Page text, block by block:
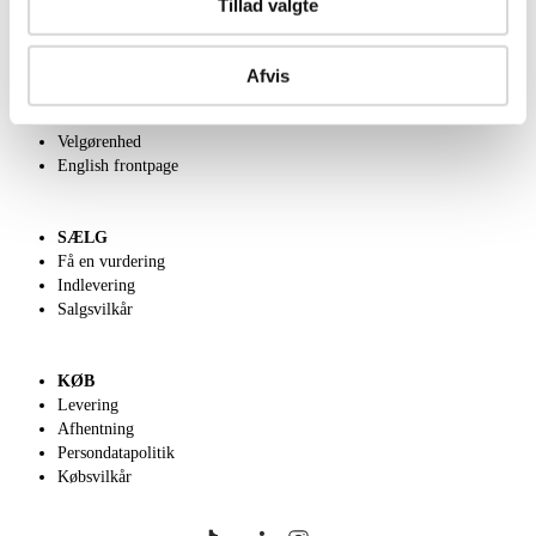
Tillad valgte
Afvis
Velgørenhed
English frontpage
SÆLG
Få en vurdering
Indlevering
Salgsvilkår
KØB
Levering
Afhentning
Persondatapolitik
Købsvilkår